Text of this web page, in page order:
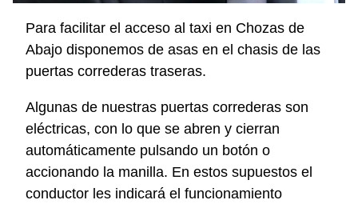
Para facilitar el acceso al taxi en Chozas de
Abajo disponemos de asas en el chasis de las
puertas correderas traseras.
Algunas de nuestras puertas correderas son
eléctricas, con lo que se abren y cierran
automáticamente pulsando un botón o
accionando la manilla. En estos supuestos el
conductor les indicará el funcionamiento